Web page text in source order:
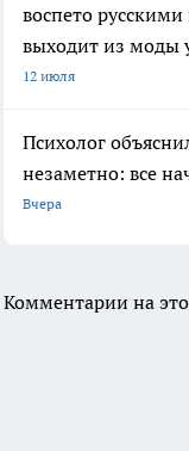
воспето
выходит из моды
12 июля
Психолог
незаметно: все
Вчера
Комментарии на